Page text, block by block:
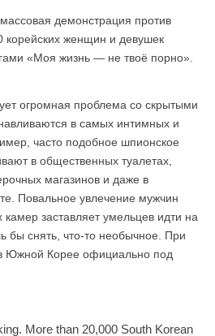
демонстрация против
корейских женщин и девушек
«Моя жизнь — не твоё порно».
огромная проблема со скрытыми
в самых интимных и
часто подобное шпионское
в общественных туалетах,
магазинов и даже в
Повальное увлечение мужчин
заставляет умельцев идти на
бы снять, что-то необычное. При
Южной Корее официально под
More than 20,000 South Korean